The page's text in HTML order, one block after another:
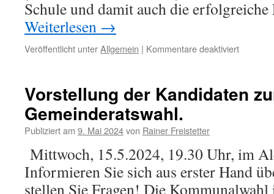
Schule und damit auch die
Weiterlesen →
Veröffentlicht unterAllgemein | Kommentare deaktiviertfür
Projekt“
Vorstellung der Kandidaten
Gemeinderatswahl.
Publiziert am 9. Mai 2024von Rainer Freistetter
Mittwoch, 15.5.2024, 19.30 Uhr, im
Informieren Sie sich aus erster Hand
stellen Sie Fragen! Die